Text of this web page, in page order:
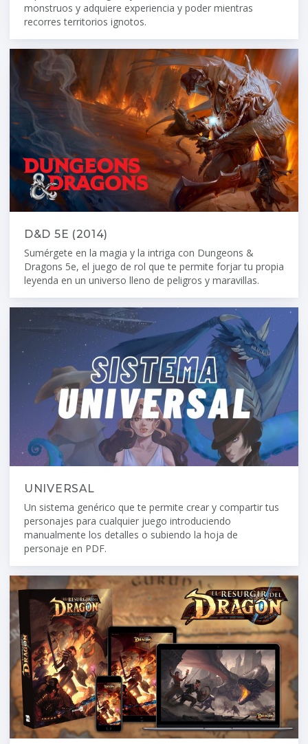
monstruos y adquiere experiencia y poder mientras
recorres territorios ignotos.
D&D 5E (2014)
Sumérgete en la magia y la intriga con Dungeons &
Dragons 5e, el juego de rol que te permite forjar tu propia
leyenda en un universo lleno de peligros y maravillas.
UNIVERSAL
Un sistema genérico que te permite crear y compartir tus
personajes para cualquier juego introduciendo
manualmente los detalles o subiendo la hoja de
personaje en PDF.